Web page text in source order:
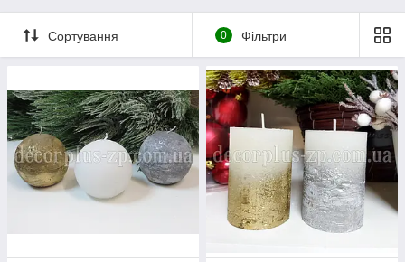
Сортування 0 Фільтри